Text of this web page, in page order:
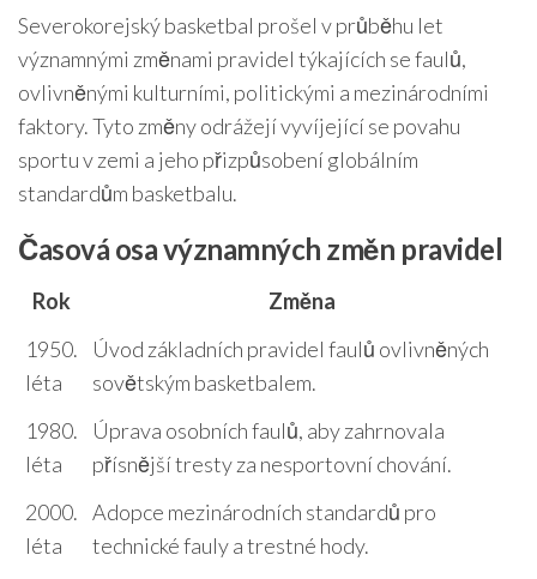
Severokorejský basketbal prošel v průběhu let
významnými změnami pravidel týkajících se faulů,
ovlivněnými kulturními, politickými a mezinárodními
faktory. Tyto změny odrážejí vyvíjející se povahu
sportu v zemi a jeho přizpůsobení globálním
standardům basketbalu.
Časová osa významných změn pravidel
Rok
Změna
1950.
léta
Úvod základních pravidel faulů ovlivněných
sovětským basketbalem.
1980.
léta
Úprava osobních faulů, aby zahrnovala
přísnější tresty za nesportovní chování.
2000.
léta
Adopce mezinárodních standardů pro
technické fauly a trestné hody.